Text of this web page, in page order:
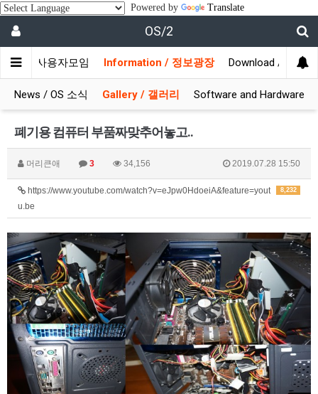
Powered by Translate
OS/2
/ 사용자모임 Information / 정보광장 Download / 자료실
News / OS 소식 Gallery / 갤러리 Software and Hardware
폐기용 컴퓨터 부품짜맞추어놓고..
머리큰애 3 34,156 2019.07.28 15:50
8,232
https://www.youtube.com/watch?v=eJpw0HdoeiA&feature=yout
u.be